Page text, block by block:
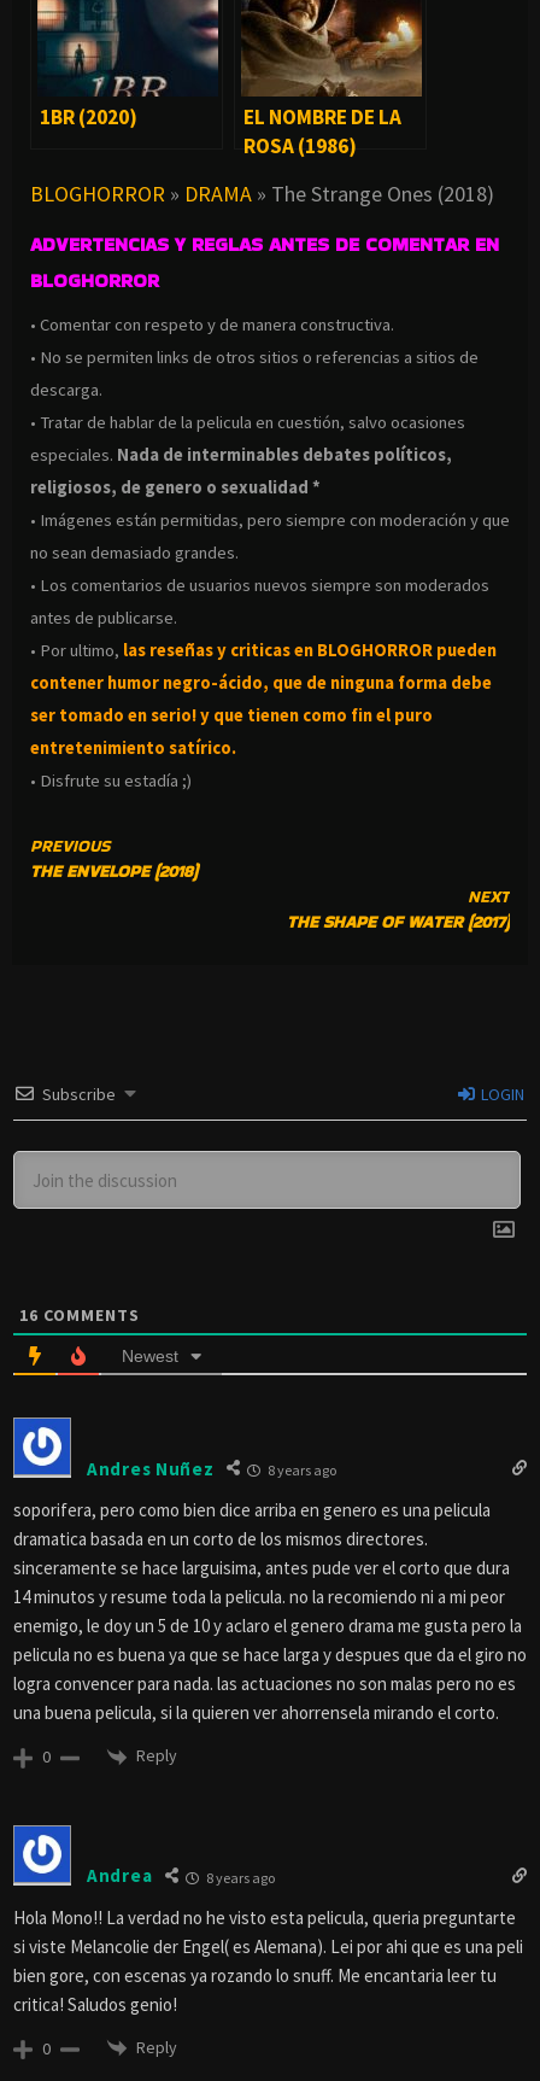
1BR (2020)
EL NOMBRE DE LA
ROSA (1986)
BLOGHORROR » DRAMA » The Strange Ones (2018)
ADVERTENCIAS Y REGLAS ANTES DE COMENTAR EN
BLOGHORROR
• Comentar con respeto y de manera constructiva.
• No se permiten links de otros sitios o referencias a sitios de
descarga.
• Tratar de hablar de la pelicula en cuestión, salvo ocasiones
especiales. Nada de interminables debates políticos,
religiosos, de genero o sexualidad *
• Imágenes están permitidas, pero siempre con moderación y que
no sean demasiado grandes.
• Los comentarios de usuarios nuevos siempre son moderados
antes de publicarse.
• Por ultimo, las reseñas y criticas en BLOGHORROR pueden
contener humor negro-ácido, que de ninguna forma debe
ser tomado en serio! y que tienen como fin el puro
entretenimiento satírico.
• Disfrute su estadía ;)
CONTINUE
READING
PREVIOUS
THE ENVELOPE (2018)
NEXT
THE SHAPE OF WATER (2017)
Subscribe LOGIN
16 COMMENTS
Newest
Andres Nuñez 8 years ago
soporifera, pero como bien dice arriba en genero es una pelicula
dramatica basada en un corto de los mismos directores.
sinceramente se hace larguisima, antes pude ver el corto que dura
14 minutos y resume toda la pelicula. no la recomiendo ni a mi peor
enemigo, le doy un 5 de 10 y aclaro el genero drama me gusta pero la
pelicula no es buena ya que se hace larga y despues que da el giro no
logra convencer para nada. las actuaciones no son malas pero no es
una buena pelicula, si la quieren ver ahorrensela mirando el corto.
0 Reply
Andrea 8 years ago
Hola Mono!! La verdad no he visto esta pelicula, queria preguntarte
si viste Melancolie der Engel( es Alemana). Lei por ahi que es una peli
bien gore, con escenas ya rozando lo snuff. Me encantaria leer tu
critica! Saludos genio!
0 Reply